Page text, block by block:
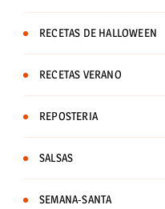
RECETAS DE HALLOWEEN
RECETAS VERANO
REPOSTERIA
SALSAS
SEMANA-SANTA